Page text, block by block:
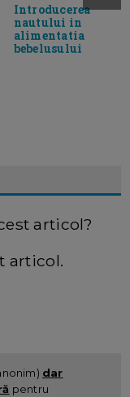
Introducerea
nautului in
alimentatia
bebelusului
articol?
articol.
dar
pentru